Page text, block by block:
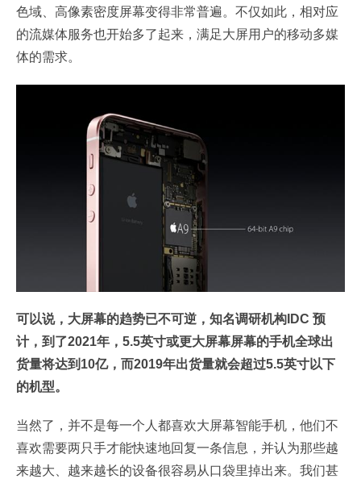
色域、高像素密度屏幕变得非常普遍。不仅如此，相对应
的流媒体服务也开始多了起来，满足大屏用户的移动多媒
体的需求。
可以说，大屏幕的趋势已不可逆，知名调研机构IDC 预
计，到了2021年，5.5英寸或更大屏幕屏幕的手机全球出
货量将达到10亿，而2019年出货量就会超过5.5英寸以下
的机型。
当然了，并不是每一个人都喜欢大屏幕智能手机，他们不
喜欢需要两只手才能快速地回复一条信息，并认为那些越
来越大、越来越长的设备很容易从口袋里掉出来。我们甚